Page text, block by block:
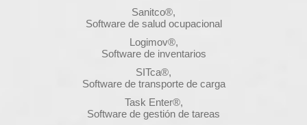
Sanitco®,
Software de salud ocupacional
Logimov®,
Software de inventarios
SITca®,
Software de transporte de carga
Task Enter®,
Software de gestión de tareas